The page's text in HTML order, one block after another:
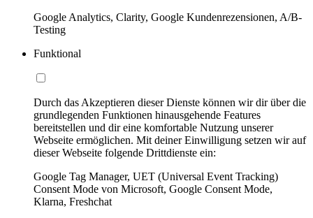
Google Analytics, Clarity, Google Kundenrezensionen, A/B-
Testing
Funktional
Durch das Akzeptieren dieser Dienste können wir dir über die
grundlegenden Funktionen hinausgehende Features
bereitstellen und dir eine komfortable Nutzung unserer
Webseite ermöglichen. Mit deiner Einwilligung setzen wir auf
dieser Webseite folgende Drittdienste ein:
Google Tag Manager, UET (Universal Event Tracking)
Consent Mode von Microsoft, Google Consent Mode,
Klarna, Freshchat